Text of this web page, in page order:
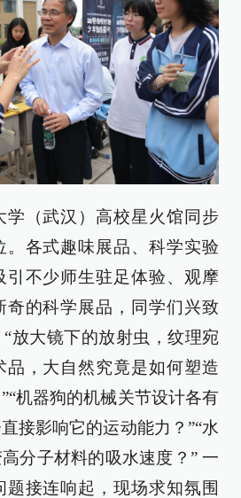
学（武汉）高校星火馆同步
。各式趣味展品、科学实验
引不少师生驻足体验、观摩
奇的科学展品，同学们兴致
放大镜下的放射虫，纹理宛
品，大自然究竟是如何塑造
机器狗的机械关节设计各有
接影响它的运动能力？”“水
分子材料的吸水速度？” 一
接连响起，现场求知氛围